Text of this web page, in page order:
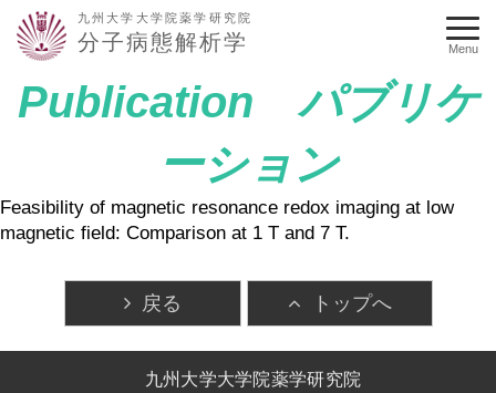
九州大学大学院薬学研究院
分子病態解析学 Menu
Publication パブリケ
ーション
Feasibility of magnetic resonance redox imaging at low
magnetic field: Comparison at 1 T and 7 T.
戻る トップへ
九州大学大学院薬学研究院